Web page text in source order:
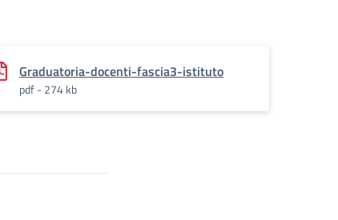
Graduatoria-docenti-fascia3-istituto
pdf - 274 kb